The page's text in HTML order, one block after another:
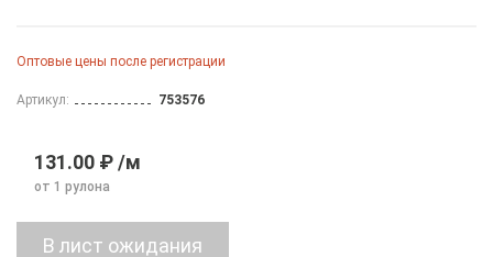
Оптовые цены после регистрации
Артикул: 753576
131.00 ₽ /м
от 1 рулона